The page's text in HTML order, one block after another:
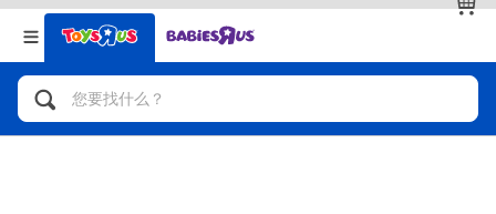
返回
分类目录
人气英雄，角色扮演，射击玩具
返回
品牌
查看全部